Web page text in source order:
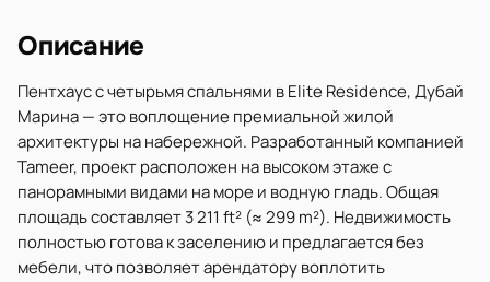
Описание
Пентхаус с четырьмя спальнями в Elite Residence, Дубай
Марина — это воплощение премиальной жилой
архитектуры на набережной. Разработанный компанией
Tameer, проект расположен на высоком этаже с
панорамными видами на море и водную гладь. Общая
площадь составляет 3 211 ft² (≈ 299 m²). Недвижимость
полностью готова к заселению и предлагается без
мебели, что позволяет арендатору воплотить